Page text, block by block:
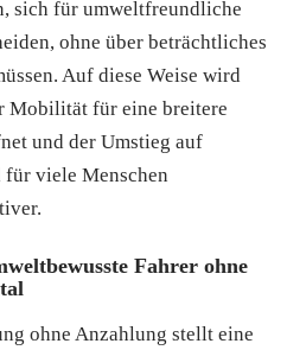
sich für umweltfreundliche
ohne über beträchtliches
Auf diese Weise wird
Mobilität für eine breitere
und der Umstieg auf
viele Menschen
Fahrer ohne
ohne Anzahlung stellt eine